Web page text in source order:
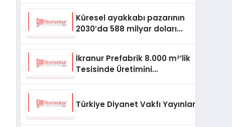
Küresel ayakkabı pazarının
2030’da 588 milyar doları
İkranur Prefabrik 8.000 m²’lik
Tesisinde Üretimini
Türkiye Diyanet Vakfı Yayınları, Yeni